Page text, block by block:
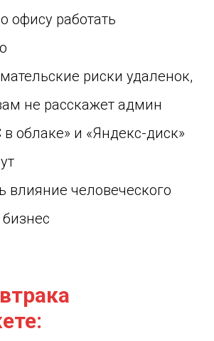
офису работать
риски удаленок,
не расскажет админ
облаке» и «Яндекс-диск»
влияние человеческого